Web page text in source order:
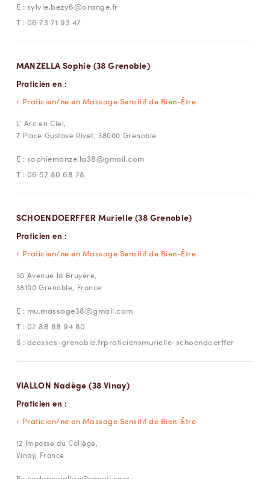
E : sylvie.bezy6@orange.fr
T : 06 73 71 93 47
MANZELLA Sophie (38 Grenoble)
Praticien en :
Praticien/ne en Massage Sensitif de Bien-Être
L' Arc en Ciel,
7 Place Gustave Rivet, 38000 Grenoble
E : sophiemanzella38@gmail.com
T : 06 52 80 68 78
SCHOENDOERFFER Murielle (38 Grenoble)
Praticien en :
Praticien/ne en Massage Sensitif de Bien-Être
30 Avenue la Bruyère,
38100 Grenoble, France
E : mu.massage38@gmail.com
T : 07 88 88 94 80
S : deesses-grenoble.frpraticiensmurielle-schoendoerffer
VIALLON Nadège (38 Vinay)
Praticien en :
Praticien/ne en Massage Sensitif de Bien-Être
12 Impasse du Collège,
Vinay, France